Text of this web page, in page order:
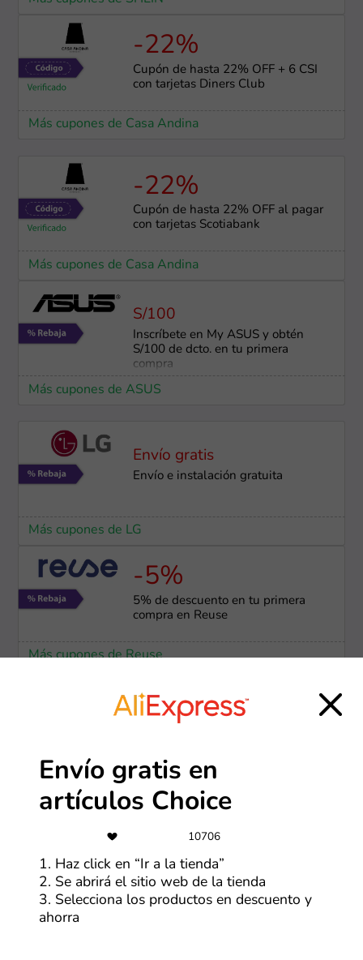
-22%
Cupón de hasta 22% OFF + 6 CSI
con tarjetas Diners Club
Más cupones de Casa Andina
-22%
Cupón de hasta 22% OFF al pagar
con tarjetas Scotiabank
Más cupones de Casa Andina
S/100
Inscríbete en My ASUS y obtén
S/100 de dcto. en tu primera
compra
Más cupones de ASUS
Envío gratis
Envío e instalación ​gratuita
Más cupones de LG
-5%
5% de descuento en tu primera
compra en Reuse
Más cupones de Reuse
Oferta destacada
Más cupones de JetSmart
-50%
Últimas unidades con hasta 50%
de dscto
Más cupones de Reuse
Envío gratis en
artículos Choice
10706
1. Haz click en “Ir a la tienda”
2. Se abrirá el sitio web de la tienda
3. Selecciona los productos en descuento y
ahorra